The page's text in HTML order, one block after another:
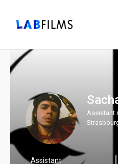
Assistant
Assistant